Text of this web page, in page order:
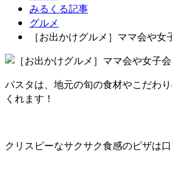
みるくる記事
グルメ
［お出かけグルメ］ママ会や女
パスタは、地元の旬の食材やこだわ
くれます！
クリスピーなサクサク食感のピザは